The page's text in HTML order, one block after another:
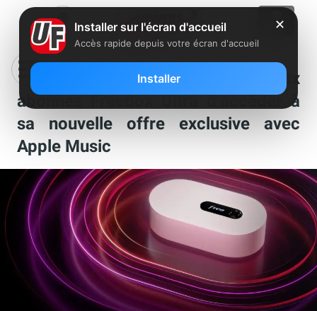
Canal+ permet désormais aux
abonnés Freebox Ultra d’accéder à
sa nouvelle offre exclusive avec
Apple Music
✕
Installer sur l'écran d'accueil
Accès rapide depuis votre écran d'accueil
Installer